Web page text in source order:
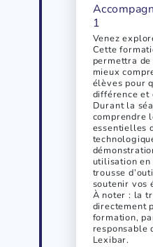
1
Venez
Cette
permettra
mieux
élèves pour
différence et
Durant la
comprendre
essentielles
utilisation
trousse
soutenir vos
À noter : la
directement
formation,
responsable
Lexibar.